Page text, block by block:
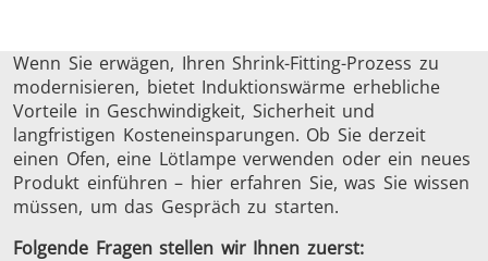
Schrumpfverbindung
Generator mit
Controller
Generatoren
Wenn Sie erwägen, Ihren Shrink-Fitting-Prozess zu
modernisieren, bietet Induktionswärme erhebliche
Vorteile in Geschwindigkeit, Sicherheit und
langfristigen Kosteneinsparungen. Ob Sie derzeit
einen Ofen, eine Lötlampe verwenden oder ein neues
Produkt einführen – hier erfahren Sie, was Sie wissen
müssen, um das Gespräch zu starten.
Folgende Fragen stellen wir Ihnen zuerst: